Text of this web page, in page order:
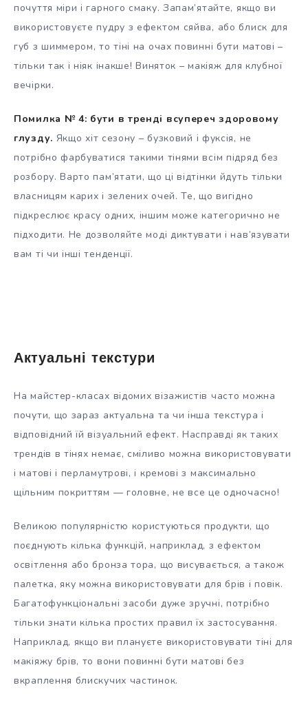
почуття міри і гарного смаку. Запам’ятайте, якщо ви
використовуєте пудру з ефектом сяйва, або блиск для
губ з шиммером, то тіні на очах повинні бути матові –
тільки так і ніяк інакше! Виняток – макіяж для клубної
вечірки.
Помилка № 4: бути в тренді всупереч здоровому
глузду. Якщо хіт сезону – бузковий і фуксія, не
потрібно фарбуватися такими тінями всім підряд без
розбору. Варто пам’ятати, що ці відтінки йдуть тільки
власницям карих і зелених очей. Те, що вигідно
підкреслює красу одних, іншим може категорично не
підходити. Не дозволяйте моді диктувати і нав’язувати
вам ті чи інші тенденції.
Актуальні текстури
На майстер-класах відомих візажистів часто можна
почути, що зараз актуальна та чи інша текстура і
відповідний їй візуальний ефект. Насправді як таких
трендів в тінях немає, сміливо можна використовувати
і матові і перламутрові, і кремові з максимально
щільним покриттям — головне, не все це одночасно!
Великою популярністю користуються продукти, що
поєднують кілька функцій, наприклад, з ефектом
освітлення або бронза тора, що висувається, а також
палетка, яку можна використовувати для брів і повік.
Багатофункціональні засоби дуже зручні, потрібно
тільки знати кілька простих правил їх застосування.
Наприклад, якщо ви плануєте використовувати тіні для
макіяжу брів, то вони повинні бути матові без
вкраплення блискучих частинок.